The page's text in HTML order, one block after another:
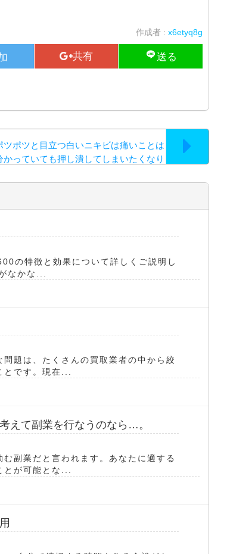
作成者 : x6etyq8g
ツポツと目立つ白いニキビは痛いことは
かっていても押し潰してしまいたくなり
の特徴と効果について詳しくご説明し
なかな...
題は、たくさんの買取業者の中から絞
とです。現在...
えて副業を行なうのなら…。
副業だと言われます。あなたに適する
が可能とな...